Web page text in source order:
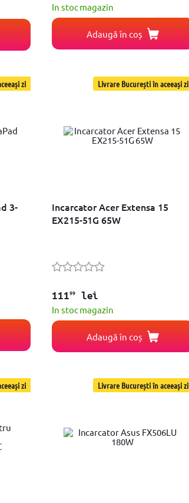
In stoc magazin
Adaugă în coș
zi
3-
Livrare București în aceeași zi
Incarcator Acer Extensa 15
EX215-51G 65W
11199lei
In stoc magazin
Adaugă în coș
zi Livrare București în aceeași zi